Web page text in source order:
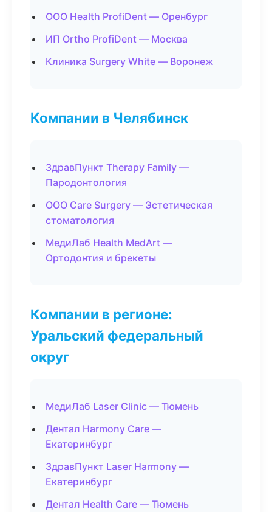
ООО Health ProfiDent — Оренбург
ИП Ortho ProfiDent — Москва
Клиника Surgery White — Воронеж
Компании в Челябинск
ЗдравПункт Therapy Family —
Пародонтология
ООО Care Surgery — Эстетическая
стоматология
МедиЛаб Health MedArt —
Ортодонтия и брекеты
Компании в регионе:
Уральский федеральный
округ
МедиЛаб Laser Clinic — Тюмень
Дентал Harmony Care —
Екатеринбург
ЗдравПункт Laser Harmony —
Екатеринбург
Дентал Health Care — Тюмень